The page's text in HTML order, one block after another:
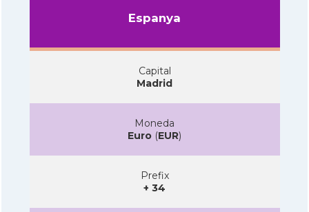
Espanya
Capital
Madrid
Moneda
Euro (EUR)
Prefix
+ 34